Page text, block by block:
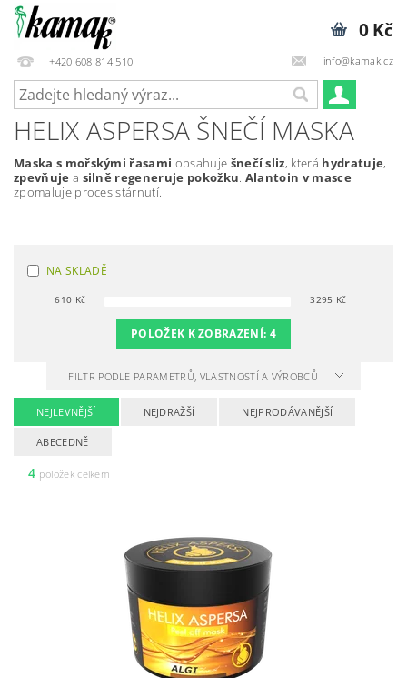
+420 608 814 510 info@kamak.cz
0 Kč
HELIX ASPERSA ŠNEČÍ MASKA
Maska s mořskými řasami obsahuje šnečí sliz, která hydratuje,
zpevňuje a silně regeneruje pokožku. Alantoin v masce
zpomaluje proces stárnutí.
NA SKLADĚ
610 Kč 3295 Kč
POLOŽEK K ZOBRAZENÍ: 4
FILTR PODLE PARAMETRŮ, VLASTNOSTÍ A VÝROBCŮ
NEJLEVNĚJŠÍ NEJDRAŽŠÍ NEJPRODÁVANĚJŠÍ
ABECEDNĚ
4 položek celkem